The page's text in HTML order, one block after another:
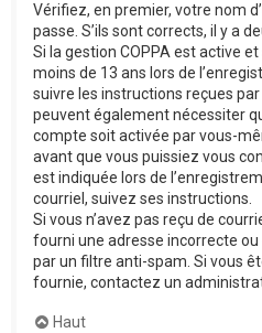
Vérifiez, en premier, votre nom
passe. S’ils sont corrects, il y a
Si la gestion COPPA est active
moins de 13 ans lors de
suivre les instructions reçues
peuvent également nécessiter
compte soit activée par vous-
avant que vous puissiez vous
est indiquée lors de
courriel, suivez ses instructions.
Si vous n’avez pas reçu de
fourni une adresse incorrecte
par un filtre anti-spam. Si vous
fournie, contactez un
Haut